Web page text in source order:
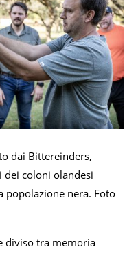
dai Bittereinders,
dei coloni olandesi
popolazione nera. Foto
diviso tra memoria